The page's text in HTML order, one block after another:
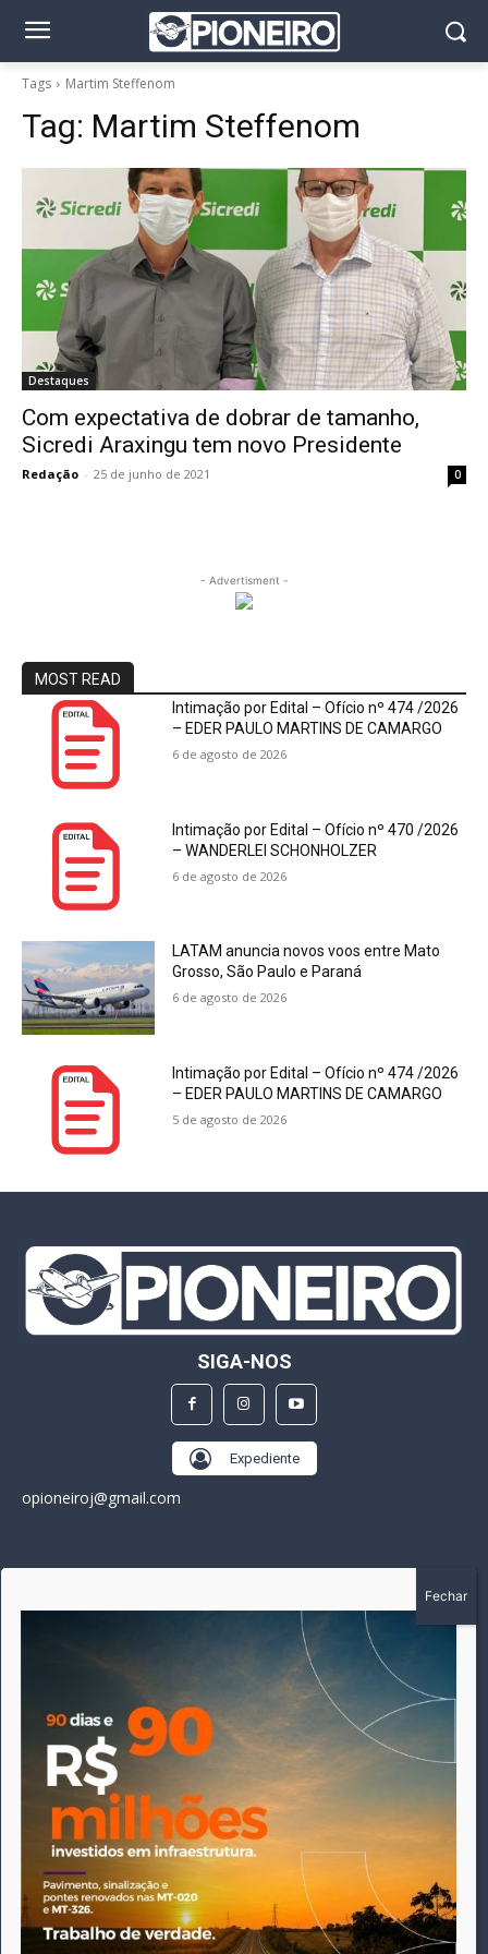
Tags Martim Steffenom
Tag: Martim Steffenom
Destaques
Com expectativa de dobrar de tamanho,
Sicredi Araxingu tem novo Presidente
Redação - 25 de junho de 2021 0
- Advertisment -
MOST READ
Intimação por Edital – Ofício nº 474 /2026
– EDER PAULO MARTINS DE CAMARGO
6 de agosto de 2026
Intimação por Edital – Ofício nº 470 /2026
– WANDERLEI SCHONHOLZER
6 de agosto de 2026
LATAM anuncia novos voos entre Mato
Grosso, São Paulo e Paraná
6 de agosto de 2026
Intimação por Edital – Ofício nº 474 /2026
– EDER PAULO MARTINS DE CAMARGO
5 de agosto de 2026
SIGA-NOS
Expediente
opioneiroj@gmail.com
A história do Pioneiro inicia em fevereiro de 2005 em
Canarana - MT, na época, como um jornal impresso semanal,
que chegou a possuir mil assinantes. Durante 15 anos, foram
publicadas 691 edições que narraram os acontecimentos
políticos, policiais e cotidianos de Canarana e região. Fiel a sua
origem, pautado sempre pela busca incessante da
imparcialidade, faz jus a sua logo, com o característico "avião
da praça" de Canarana, sendo o símbolo do
comprometimento deste veículo de comunicação com o
relato dos fatos neste município. Em 06 de dezembro de 2019
circulou a última edição impressa do jornal, que desde então
tem veiculação exclusivamente online.